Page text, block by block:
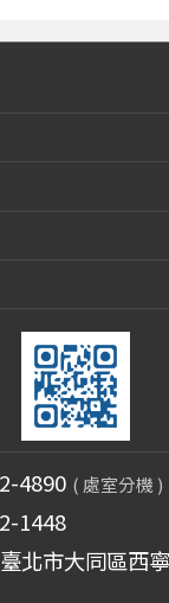
4890 ( 處室分機 )
1448
北市大同區西